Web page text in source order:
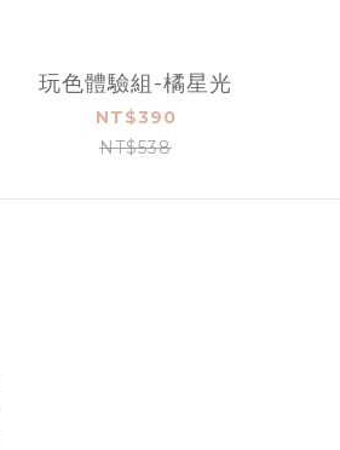
玩色體驗組-橘星光
NT$390
NT$538